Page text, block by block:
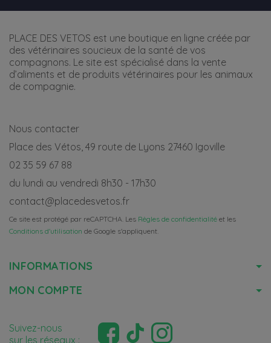
PLACE DES VETOS est une boutique en ligne créée par
des vétérinaires soucieux de la santé de vos
compagnons. Le site est spécialisé dans la vente
d’aliments et de produits vétérinaires pour les animaux
de compagnie.
Nous contacter
Place des Vétos, 49 route de Lyons 27460 Igoville
02 35 59 67 88
du lundi au vendredi 8h30 - 17h30
contact@placedesvetos.fr
Ce site est protégé par reCAPTCHA. Les Règles de confidentialité et les
Conditions d'utilisation de Google s'appliquent.
INFORMATIONS
MON COMPTE
Suivez-nous
sur les réseaux :